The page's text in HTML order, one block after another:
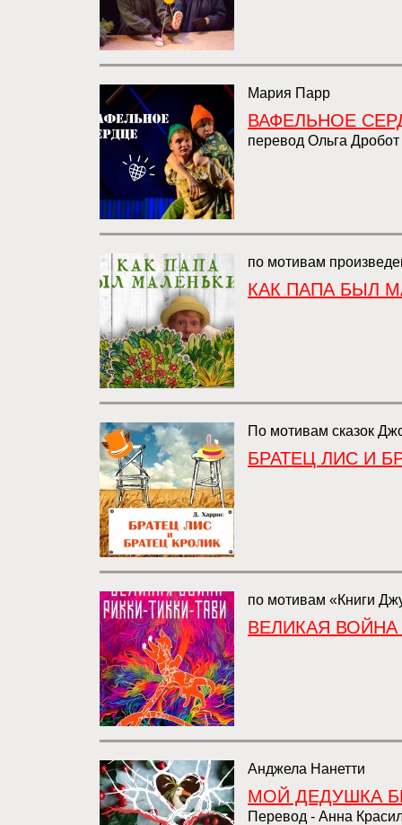
Мария Парр
ВАФЕЛЬНОЕ
перевод Ольга Дробот
по мотивам
КАК ПАПА БЫЛ
По мотивам сказок
БРАТЕЦ ЛИС И
по мотивам «Книги
ВЕЛИКАЯ ВОЙНА
Анджела Нанетти
МОЙ ДЕДУШКА
Перевод - Анна